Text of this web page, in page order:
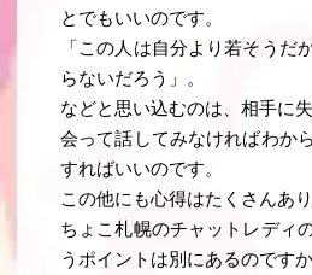
とでもいいのです。
「この人は自分より若そうだ
らないだろう」。
などと思い込むのは、相手に失
会って話してみなければわか
すればいいのです。
この他にも心得はたくさんあり
ちょこ札幌のチャットレディ
うポイントは別にあるのですか